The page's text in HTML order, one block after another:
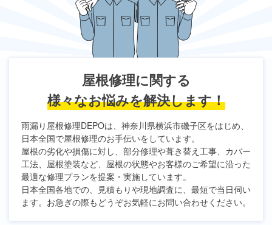
屋根修理に関する
様々なお悩みを解決します！
雨漏り屋根修理DEPOは、神奈川県横浜市磯子区をはじめ、
日本全国で屋根修理のお手伝いをしています。
屋根の劣化や損傷に対し、部分修理や葺き替え工事、カバー
工法、屋根塗装など、屋根の状態やお客様のご希望に沿った
最適な修理プランを提案・実施しています。
日本全国各地での、見積もりや現地調査に、最短で当日伺い
ます。お急ぎの際もどうぞお気軽にお問い合わせください。